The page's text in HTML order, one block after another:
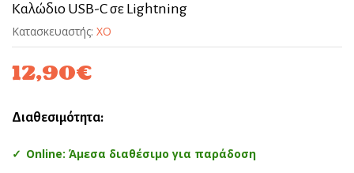
Καλώδιο USB-C σε Lightning
Κατασκευαστής: XO
12,90€
Διαθεσιμότητα:
Online: Άμεσα διαθέσιμο για παράδοση